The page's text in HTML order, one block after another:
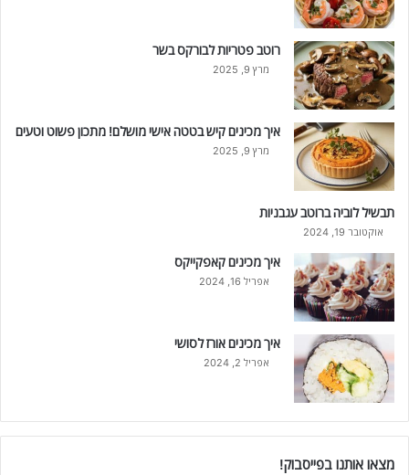
רוטב פטריות לבורקס בשר
מרץ 9, 2025
איך מכינים קיש בטטה אישי מושלם! מתכון פשוט וטעים
מרץ 9, 2025
תבשיל לוביה ברוטב עגבניות
אוקטובר 19, 2024
איך מכינים קאפקייקס
אפריל 16, 2024
איך מכינים אורז לסושי
אפריל 2, 2024
מצאו אותנו בפייסבוק!